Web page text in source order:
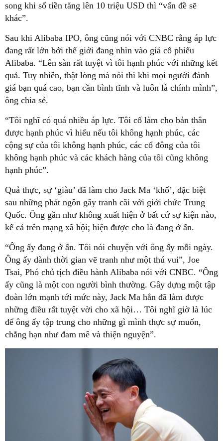
song khi số tiền tăng lên 10 triệu USD thì “vấn đề sẽ
khác”.
Sau khi Alibaba IPO, ông cũng nói với CNBC rằng áp lực
đang rất lớn bởi thế giới đang nhìn vào giá cổ phiếu
Alibaba. “Lên sàn rất tuyệt vì tôi hạnh phúc với những kết
quả. Tuy nhiên, thật lòng mà nói thì khi mọi người đánh
giá bạn quá cao, bạn cần bình tĩnh và luôn là chính mình”,
ông chia sẻ.
“Tôi nghĩ có quá nhiều áp lực. Tôi cố làm cho bản thân
được hạnh phúc vì hiểu nếu tôi không hạnh phúc, các
cộng sự của tôi không hạnh phúc, các cổ đông của tôi
không hạnh phúc và các khách hàng của tôi cũng không
hạnh phúc”.
Quả thực, sự ‘giàu’ đã làm cho Jack Ma ‘khổ’, đặc biệt
sau những phát ngôn gây tranh cãi với giới chức Trung
Quốc. Ông gần như không xuất hiện ở bất cứ sự kiện nào,
kể cả trên mạng xã hội; hiện được cho là đang ở ẩn.
“Ông ấy đang ở ẩn. Tôi nói chuyện với ông ấy mỗi ngày.
Ông ấy dành thời gian vẽ tranh như một thú vui”, Joe
Tsai, Phó chủ tịch điều hành Alibaba nói với CNBC. “Ông
ấy cũng là một con người bình thường. Gây dựng một tập
đoàn lớn mạnh tới mức này, Jack Ma hẳn đã làm được
những điều rất tuyệt vời cho xã hội… Tôi nghĩ giờ là lúc
để ông ấy tập trung cho những gì mình thực sự muốn,
chẳng hạn như đam mê và thiện nguyện”.